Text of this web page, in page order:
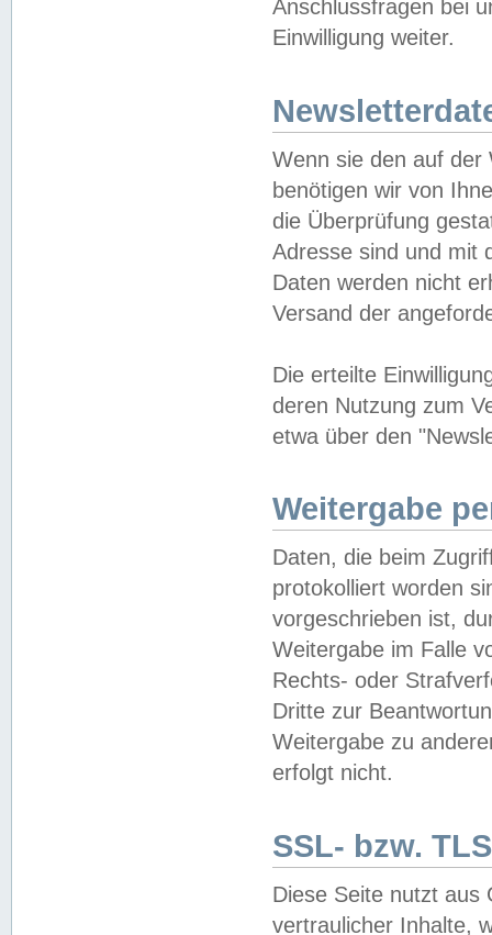
Anschlussfragen bei
Einwilligung weiter.
Wenn sie den auf der
benötigen wir von
die Überprüfung
Adresse sind und mit
Daten werden nicht
Versand der
Die erteilte
deren Nutzung zum
etwa über den
Weitergabe
Daten, die beim
protokolliert worden
vorgeschrieben ist,
Weitergabe im Falle
Rechts- oder
Dritte zur
Weitergabe zu
erfolgt nicht.
SSL- bzw.
Diese Seite nutzt aus
vertraulicher Inhalte,